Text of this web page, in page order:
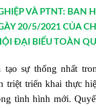
VÀ PTNT: BAN
20/5/2021 CỦA
ĐẠI BIỂU TOÀN
sự thống nhất
triệt triển khai thực
tình hình mới.